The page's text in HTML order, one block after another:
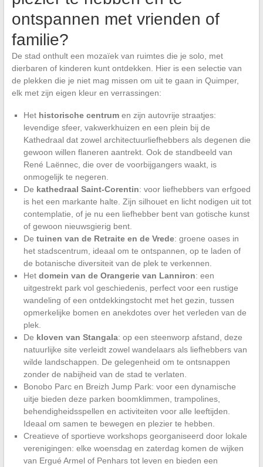
ontspannen met vrienden of
familie?
De stad onthult een mozaïek van ruimtes die je solo, met
dierbaren of kinderen kunt ontdekken. Hier is een selectie van
de plekken die je niet mag missen om uit te gaan in Quimper,
elk met zijn eigen kleur en verrassingen:
Het historische centrumen zijn autovrije straatjes:
levendige sfeer, vakwerkhuizen en een plein bij de
Kathedraal dat zowel architectuurliefhebbers als degenen die
gewoon willen flaneren aantrekt. Ook de standbeeld van
René Laënnec, die over de voorbijgangers waakt, is
onmogelijk te negeren.
De kathedraal Saint-Corentin: voor liefhebbers van erfgoed
is het een markante halte. Zijn silhouet en licht nodigen uit tot
contemplatie, of je nu een liefhebber bent van gotische kunst
of gewoon nieuwsgierig bent.
De tuinen van de Retraite en de Vrede: groene oases in
het stadscentrum, ideaal om te ontspannen, op te laden of
de botanische diversiteit van de plek te verkennen.
Het domein van de Orangerie van Lanniron: een
uitgestrekt park vol geschiedenis, perfect voor een rustige
wandeling of een ontdekkingstocht met het gezin, tussen
opmerkelijke bomen en anekdotes over het verleden van de
plek.
De kloven van Stangala: op een steenworp afstand, deze
natuurlijke site verleidt zowel wandelaars als liefhebbers van
wilde landschappen. De gelegenheid om te ontsnappen
zonder de nabijheid van de stad te verlaten.
Bonobo Parc en Breizh Jump Park: voor een dynamische
uitje bieden deze parken boomklimmen, trampolines,
behendigheidsspellen en activiteiten voor alle leeftijden.
Ideaal om samen te bewegen en plezier te hebben.
Creatieve of sportieve workshops georganiseerd door lokale
verenigingen: elke woensdag en zaterdag komen de wijken
van Ergué Armel of Penhars tot leven en bieden een